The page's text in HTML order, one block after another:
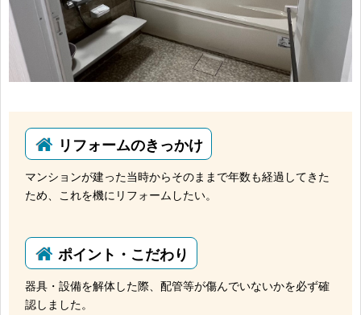
リフォームのきっかけ
マンションが建った当時からそのままで年数も経過してきた
ため、これを機にリフォームしたい。
ポイント・こだわり
器具・設備を解体した際、配管等が傷んでいないかを必ず確
認しました。